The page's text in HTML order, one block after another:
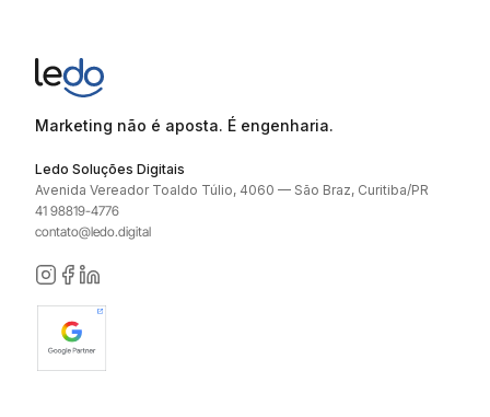
Marketing não é aposta. É engenharia.
Ledo Soluções Digitais
Avenida Vereador Toaldo Túlio, 4060 — São Braz, Curitiba/PR
41 98819-4776
contato@ledo.digital